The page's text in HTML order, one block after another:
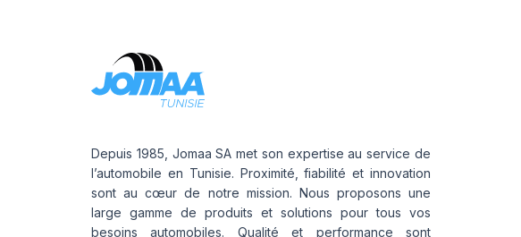
Depuis 1985, Jomaa SA met son expertise au service de
l’automobile en Tunisie. Proximité, fiabilité et innovation
sont au cœur de notre mission. Nous proposons une
large gamme de produits et solutions pour tous vos
besoins automobiles. Qualité et performance sont